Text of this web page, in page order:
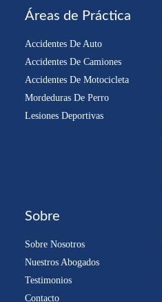
Áreas de Práctica
Accidentes De Auto
Accidentes De Camiones
Accidentes De Motocicleta
Mordeduras De Perro
Lesiones Deportivas
Sobre
Sobre Nosotros
Nuestros Abogados
Testimonios
Contacto